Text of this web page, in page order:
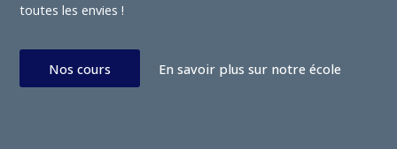
toutes les envies !
Nos cours En savoir plus sur notre école